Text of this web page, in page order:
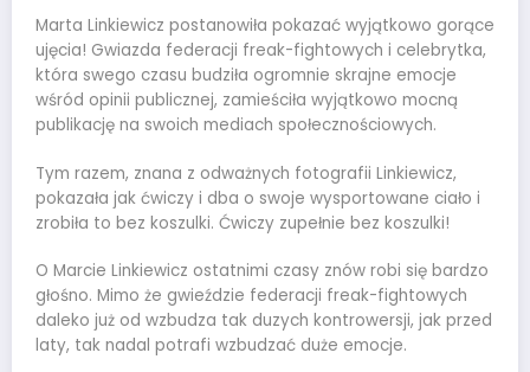
Marta Linkiewicz postanowiła pokazać wyjątkowo gorące
ujęcia! Gwiazda federacji freak-fightowych i celebrytka,
która swego czasu budziła ogromnie skrajne emocje
wśród opinii publicznej, zamieściła wyjątkowo mocną
publikację na swoich mediach społecznościowych.
Tym razem, znana z odważnych fotografii Linkiewicz,
pokazała jak ćwiczy i dba o swoje wysportowane ciało i
zrobiła to bez koszulki. Ćwiczy zupełnie bez koszulki!
O Marcie Linkiewicz ostatnimi czasy znów robi się bardzo
głośno. Mimo że gwieździe federacji freak-fightowych
daleko już od wzbudza tak duzych kontrowersji, jak przed
laty, tak nadal potrafi wzbudzać duże emocje.